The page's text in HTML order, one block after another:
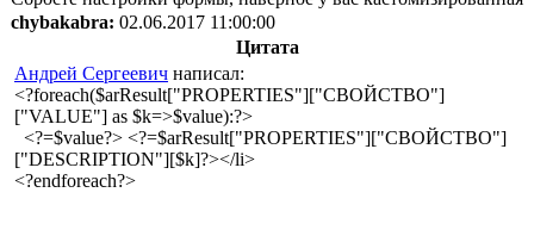
chybakabra: 02.06.2017 11:00:00
Цитата
Андрей Сергеевич написал:
<?foreach($arResult["PROPERTIES"]["СВОЙСТВО"]
["VALUE"] as $k=>$value):?>
<?=$value?> <?=$arResult["PROPERTIES"]["СВОЙСТВО"]
["DESCRIPTION"][$k]?></li>
<?endforeach?>